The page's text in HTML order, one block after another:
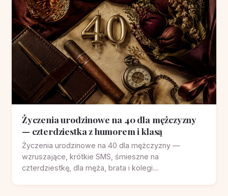
Życzenia urodzinowe na 40 dla mężczyzny
— czterdziestka z humorem i klasą
Życzenia urodzinowe na 40 dla mężczyzny —
wzruszające, krótkie SMS, śmieszne na
czterdziestkę, dla męża, brata i kolegi....